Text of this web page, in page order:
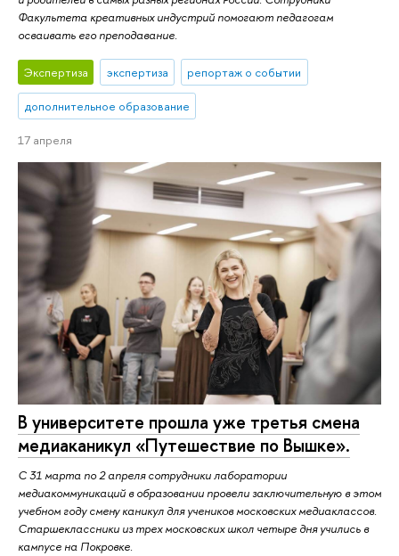
Факультета креативных индустрий помогают педагогам
осваивать его преподавание.
Экспертиза экспертиза репортаж о событии
дополнительное образование
17 апреля
В университете прошла уже третья смена
медиаканикул «Путешествие по Вышке».
С 31 марта по 2 апреля сотрудники лаборатории
медиакоммуникаций в образовании провели заключительную в этом
учебном году смену каникул для учеников московских медиаклассов.
Старшеклассники из трех московских школ четыре дня учились в
кампусе на Покровке.